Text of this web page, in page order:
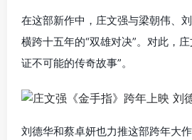
在这部新作中，庄文强与梁朝伟、
横跨十五年的“双雄对决”。对此，
证不可能的传奇故事”。
刘德华和蔡卓妍也力推这部跨年大